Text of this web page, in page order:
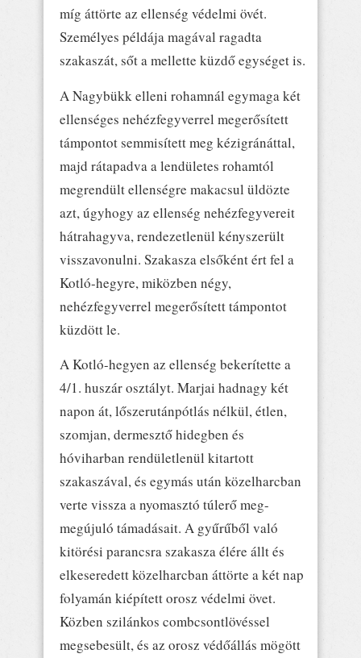
míg áttörte az ellenség védelmi övét.
Személyes példája magával ragadta
szakaszát, sőt a mellette küzdő egységet is.
A Nagybükk elleni rohamnál egymaga két
ellenséges nehézfegyverrel megerősített
támpontot semmisített meg kézigránáttal,
majd rátapadva a lendületes rohamtól
megrendült ellenségre makacsul üldözte
azt, úgyhogy az ellenség nehézfegyvereit
hátrahagyva, rendezetlenül kényszerült
visszavonulni. Szakasza elsőként ért fel a
Kotló-hegyre, miközben négy,
nehézfegyverrel megerősített támpontot
küzdött le.
A Kotló-hegyen az ellenség bekerítette a
4/1. huszár osztályt. Marjai hadnagy két
napon át, lőszerutánpótlás nélkül, étlen,
szomjan, dermesztő hidegben és
hóviharban rendületlenül kitartott
szakaszával, és egymás után közelharcban
verte vissza a nyomasztó túlerő meg-
megújuló támadásait. A gyűrűből való
kitörési parancsra szakasza élére állt és
elkeseredett közelharcban áttörte a két nap
folyamán kiépített orosz védelmi övet.
Közben szilánkos combcsontlövéssel
megsebesült, és az orosz védőállás mögött